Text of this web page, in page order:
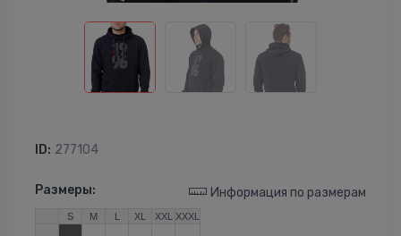
ID: 277104
Размеры: Информация по размерам
S M L XL XXL XXXL